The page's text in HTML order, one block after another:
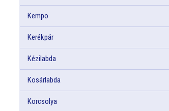
Kempo
Kerékpár
Kézilabda
Kosárlabda
Korcsolya